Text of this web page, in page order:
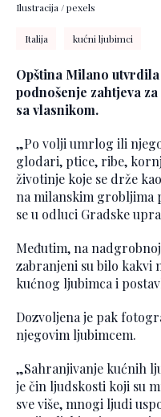
Ilustracija / pexels
Italija kućni ljubimci
Opština Milano
podnošenje zahtjeva
sa vlasnikom.
„Po volji umrlog ili
glodari, ptice, ribe,
životinje koje se drže
na milanskim grobljima
se u odluci Gradske
Međutim, na
zabranjeni su bilo kakvi
kućnog ljubimca i
Dozvoljena je pak
njegovim ljubimcem.
„Sahranjivanje kućnih
je čin ljudskosti koji su
sve više, mnogi ljudi